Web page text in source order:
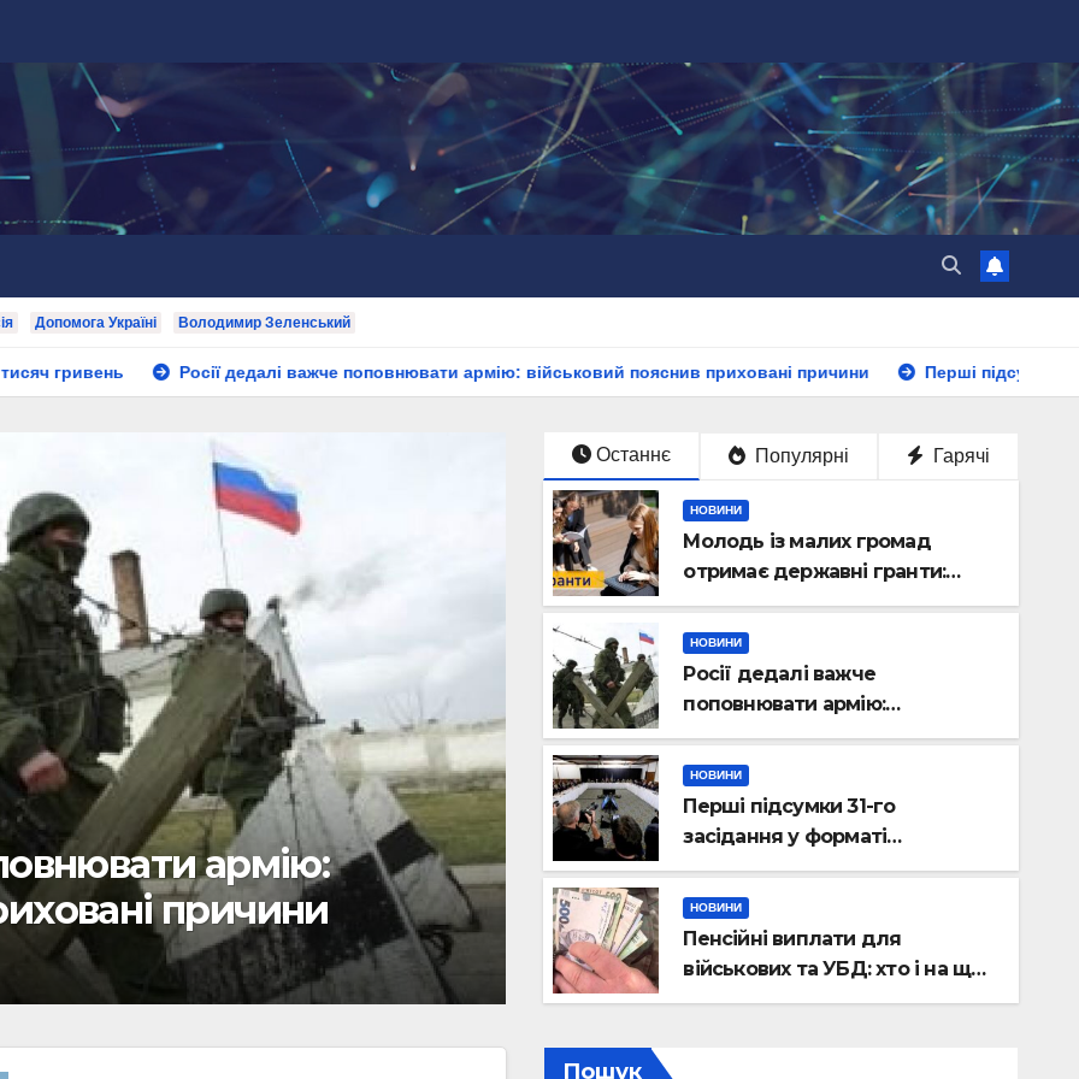
Допомога Україні Володимир Зеленський
Росії дедалі важче поповнювати армію: військовий пояснив приховані причини Перші підсумки 31-го засідання у
у форматі
союзники
НОВИНИ
Пенсійні виплати для
на що може
15.10.2025 ВАЛЕНТИНОВ ГРИГОРІЙ
Останнє Популярні Гарячі
НОВИНИ
Молодь із малих громад
отримає державні гранти:
виплати сягатимуть 200 тисяч
гривень
НОВИНИ
Росії дедалі важче
поповнювати армію:
військовий пояснив приховані
причини
НОВИНИ
Перші підсумки 31-го
засідання у форматі
“Рамштайн”: що домовилися
союзники України
НОВИНИ
Пенсійні виплати для
військових та УБД: хто і на що
може розраховувати
Пошук